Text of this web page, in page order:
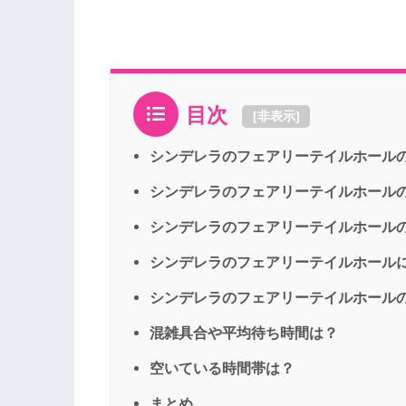
目次 [非表示]
シンデレラのフェアリーテイルホール
シンデレラのフェアリーテイルホール
シンデレラのフェアリーテイルホール
シンデレラのフェアリーテイルホール
シンデレラのフェアリーテイルホール
混雑具合や平均待ち時間は？
空いている時間帯は？